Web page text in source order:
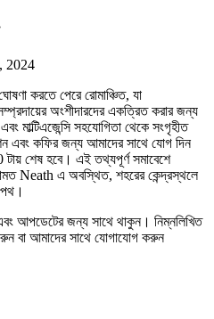
2024
করতে পেরে রোমাঞ্চিত, যা
অংশীদারদের একত্রিত করার জন্য
মাল্টিএজেন্সি সহযোগিতা থেকে সংগৃহীত
এবং কফির জন্য আমাদের সাথে যোগ দিন
শেষ হবে। এই তথ্যপূর্ণ সমাবেশে
Neath এ অবস্থিত, শহরের কেন্দ্রস্থলে
পথ।
আপডেটের জন্য সাথে থাকুন। নিম্নলিখিত
বা আমাদের সাথে যোগাযোগ করুন